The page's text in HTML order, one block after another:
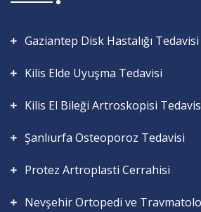
Gaziantep Disk Hastalığı Tedavisi
Kilis Elde Uyuşma Tedavisi
Kilis El Bileği Artroskopisi
Şanlıurfa Osteoporoz Tedavisi
Protez Artroplasti Cerrahisi
Nevşehir Ortopedi ve